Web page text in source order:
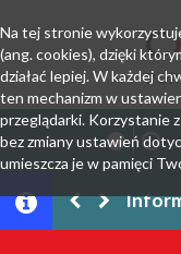
Na tej stronie
(ang. cookies), dzięki
działać lepiej. W każdej
ten mechanizm w
przeglądarki. Korzystanie
bez zmiany ustawień
umieszcza je w pamięci